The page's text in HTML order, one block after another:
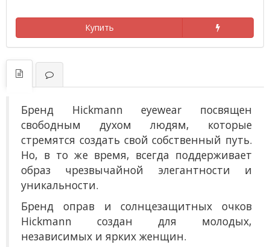
Купить
Бренд Hickmann eyewear посвящен
свободным духом людям, которые
стремятся создать свой собственный путь.
Но, в то же время, всегда поддерживает
образ чрезвычайной элегантности и
уникальности.
Бренд оправ и солнцезащитных очков
Hickmann создан для молодых,
независимых и ярких женщин.